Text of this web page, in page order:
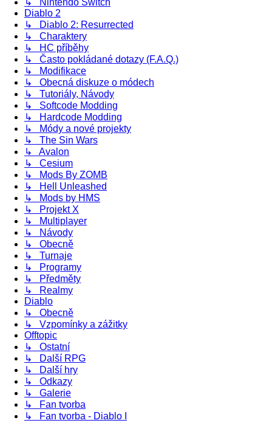
↳ Nintendo Switch
Diablo 2
↳ Diablo 2: Resurrected
↳ Charaktery
↳ HC příběhy
↳ Často pokládané dotazy (F.A.Q.)
↳ Modifikace
↳ Obecná diskuze o módech
↳ Tutoriály, Návody
↳ Softcode Modding
↳ Hardcode Modding
↳ Módy a nové projekty
↳ The Sin Wars
↳ Avalon
↳ Cesium
↳ Mods By ZOMB
↳ Hell Unleashed
↳ Mods by HMS
↳ Projekt X
↳ Multiplayer
↳ Návody
↳ Obecně
↳ Turnaje
↳ Programy
↳ Předměty
↳ Realmy
Diablo
↳ Obecně
↳ Vzpomínky a zážitky
Offtopic
↳ Ostatní
↳ Další RPG
↳ Další hry
↳ Odkazy
↳ Galerie
↳ Fan tvorba
↳ Fan tvorba - Diablo I